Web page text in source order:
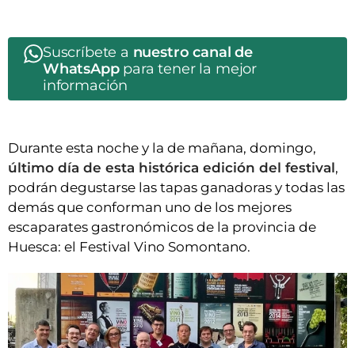
Suscríbete a nuestro canal de
WhatsApppara tener la mejor
información
Durante esta noche y la de mañana, domingo,
último día de esta histórica edición del festival,
podrán degustarse las tapas ganadoras y todas las
demás que conforman uno de los mejores
escaparates gastronómicos de la provincia de
Huesca: el Festival Vino Somontano.